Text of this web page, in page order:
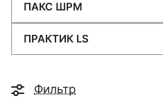
ПАКС ШРМ
ПРАКТИК LS
Фильтр